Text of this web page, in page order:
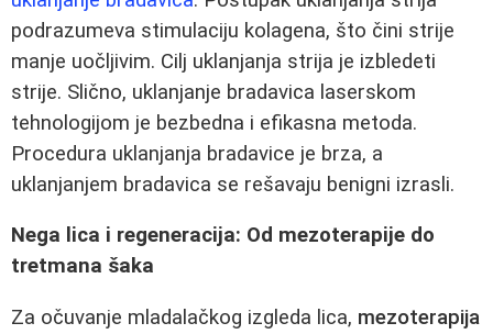
podrazumeva stimulaciju kolagena, što čini strije
manje uočljivim. Cilj uklanjanja strija je izbledeti
strije. Slično, uklanjanje bradavica laserskom
tehnologijom je bezbedna i efikasna metoda.
Procedura uklanjanja bradavice je brza, a
uklanjanjem bradavica se rešavaju benigni izrasli.
Nega lica i regeneracija: Od mezoterapije do
tretmana šaka
Za očuvanje mladalačkog izgleda lica, mezoterapija